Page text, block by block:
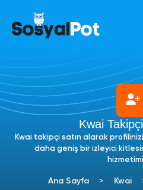
Kwai
Kwai takipçi satın alarak
daha geniş bir izleyici
Ana Sayfa Kwai